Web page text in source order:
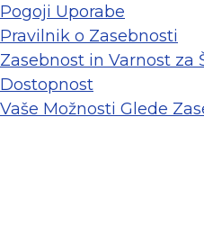
Pogoji Uporabe
Pravilnik o Zasebnosti
Zasebnost in Varnost za
Dostopnost
Vaše Možnosti Glede